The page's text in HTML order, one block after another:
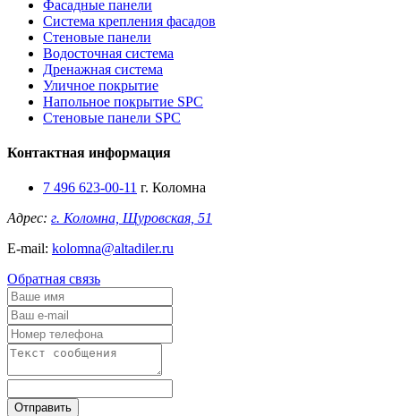
Фасадные панели
Система крепления фасадов
Стеновые панели
Водосточная система
Дренажная система
Уличное покрытие
Напольное покрытие SPC
Стеновые панели SPC
Контактная информация
7 496 623-00-11 г. Коломна
Адрес: г. Коломна, Щуровская, 51
E-mail: kolomna@altadiler.ru
Обратная связь
Отправить